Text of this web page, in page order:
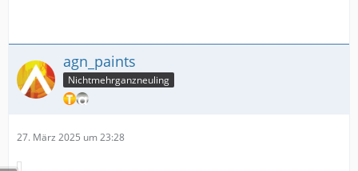
agn_paints
Nichtmehrganzneuling
27. März 2025 um 23:28